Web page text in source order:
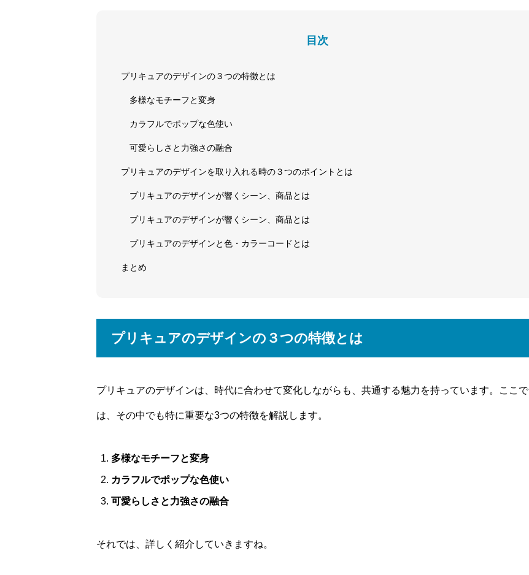
目次
プリキュアのデザインの３つの特徴とは
多様なモチーフと変身
カラフルでポップな色使い
可愛らしさと力強さの融合
プリキュアのデザインを取り入れる時の３つのポイントとは
プリキュアのデザインが響くシーン、商品とは
プリキュアのデザインが響くシーン、商品とは
プリキュアのデザインと色・カラーコードとは
まとめ
プリキュアのデザインの３つの特徴とは
プリキュアのデザインは、時代に合わせて変化しながらも、共通する魅力を持っています。ここで
は、その中でも特に重要な3つの特徴を解説します。
多様なモチーフと変身
カラフルでポップな色使い
可愛らしさと力強さの融合
それでは、詳しく紹介していきますね。